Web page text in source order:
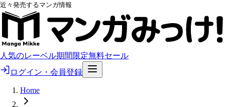
近々発売するマンガ情報
人気のレーベル期間限定無料セール
ログイン・会員登録
Home